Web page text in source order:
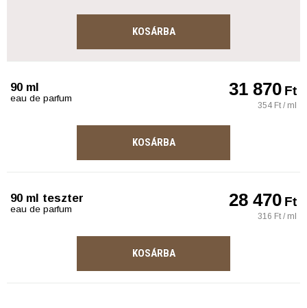
KOSÁRBA
90 ml
eau de parfum 31 870Ft
354 Ft / ml
KOSÁRBA
90 ml teszter
eau de parfum 28 470Ft
316 Ft / ml
KOSÁRBA